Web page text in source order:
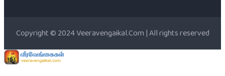
Copyright © 2024 Veeravengaikal.Com | All rights reserved